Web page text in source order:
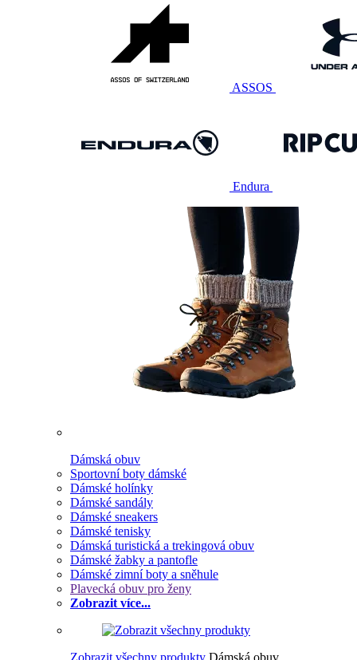
ASSOS
Endura
Dámská obuv
Sportovní boty dámské
Dámské holínky
Dámské sandály
Dámské sneakers
Dámské tenisky
Dámská turistická a trekingová obuv
Dámské žabky a pantofle
Dámské zimní boty a sněhule
Plavecká obuv pro ženy
Zobrazit více...
Zobrazit všechny produkty Dámská obuv